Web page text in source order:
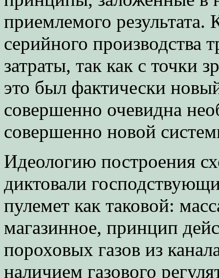
приемлемого
серийного производства
затраты, так как с точки
это был фактически
совершенно очевидна
совершенно новой
Идеологию построения
диктовали
пулемет как таковой:
магазинное, принцип
пороховых газов из
наличием газового